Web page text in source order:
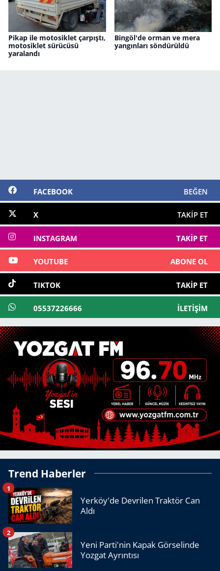
Pikap ile motosiklet çarpıştı,
motosiklet sürücüsü
yaralandı
Bingöl'de orman ve mera
yangınları söndürüldü
FACEBOOK BEĞEN
X TAKIP ET
INSTAGRAM TAKIP ET
YOUTUBE ABONE OL
TIKTOK TAKIP ET
05537226666 İLETIŞIM
Trend Haberler
Yerköy'de Devrilen Traktör Can
Aldı
1
Yeni Parti'nin Kapak Görselinde
Yozgat Ayrıntısı
2